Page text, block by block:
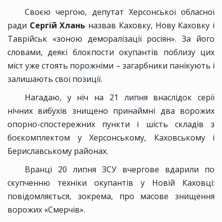
Своєю чергою, депутат Херсонської обласної
ради Сергій Хлань назвав Каховку, Нову Каховку і
Таврійськ «зоною деморалізації росіян». За його
словами, деякі блокпости окупантів поблизу цих
міст уже стоять порожніми – загарбники панікують і
залишають свої позиції.
Нагадаю, у ніч на 21 липня внаслідок серії
нічних вибухів знищено принаймні два ворожих
опорно-спостережних пункти і шість складів з
боєкомплектом у Херсонському, Каховському і
Бериславському районах.
Вранці 20 липня ЗСУ вчергове вдарили по
скупченню техніки окупантів у Новій Каховці:
повідомляється, зокрема, про масове знищення
ворожих «Смерчів».